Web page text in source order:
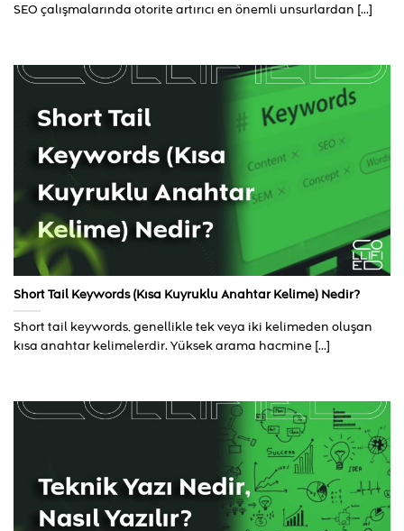
SEO çalışmalarında otorite artırıcı en önemli unsurlardan [...]
Short Tail Keywords (Kısa Kuyruklu Anahtar Kelime) Nedir?
Short tail keywords, genellikle tek veya iki kelimeden oluşan
kısa anahtar kelimelerdir. Yüksek arama hacmine [...]